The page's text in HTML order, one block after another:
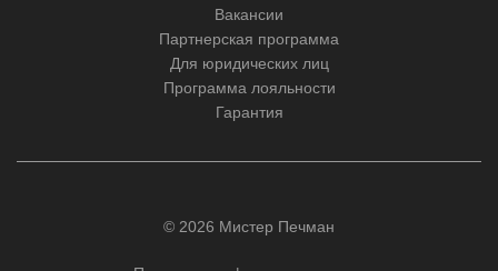
Вакансии
Партнерская программа
Для юридических лиц
Программа лояльности
Гарантия
© 2026 Мистер Печман